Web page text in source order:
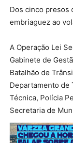
Dos cinco presos
embriaguez ao
A Operação Lei
Gabinete de
Batalhão de
Departamento de
Técnica, Polícia
Secretaria de